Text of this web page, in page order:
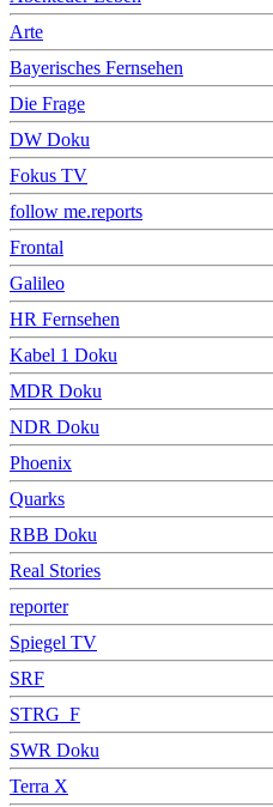
Arte
Bayerisches Fernsehen
Die Frage
DW Doku
Fokus TV
follow me.reports
Frontal
Galileo
HR Fernsehen
Kabel 1 Doku
MDR Doku
NDR Doku
Phoenix
Quarks
RBB Doku
Real Stories
reporter
Spiegel TV
SRF
STRG_F
SWR Doku
Terra X